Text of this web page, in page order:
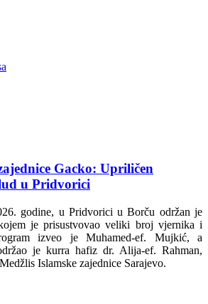
Gacko: Upriličen
u Pridvorici
godine, u Pridvorici u Borču održan je
je prisustvovao veliki broj vjernika i
izveo je Muhamed-ef. Mujkić, a
je kurra hafiz dr. Alija-ef. Rahman,
Islamske zajednice Sarajevo.